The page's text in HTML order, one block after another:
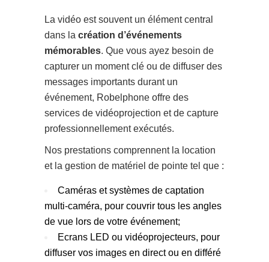
La vidéo est souvent un élément central
dans la création d’événements
mémorables. Que vous ayez besoin de
capturer un moment clé ou de diffuser des
messages importants durant un
événement, Robelphone offre des
services de vidéoprojection et de capture
professionnellement exécutés.
Nos prestations comprennent la location
et la gestion de matériel de pointe tel que :
Caméras et systèmes de captation
multi-caméra, pour couvrir tous les angles
de vue lors de votre événement;
Ecrans LED ou vidéoprojecteurs, pour
diffuser vos images en direct ou en différé